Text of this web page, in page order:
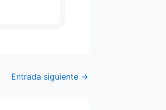
Entrada siguiente →